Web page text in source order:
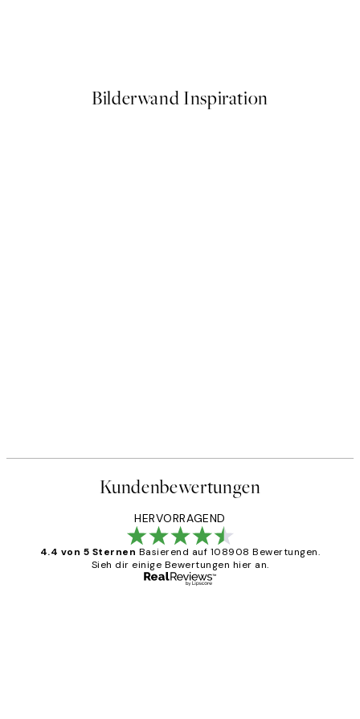
Bilderwand Inspiration
Kundenbewertungen
HERVORRAGEND
4.4 von 5 Sternen Basierend auf 108908 Bewertungen.
Sieh dir einige Bewertungen hier an.